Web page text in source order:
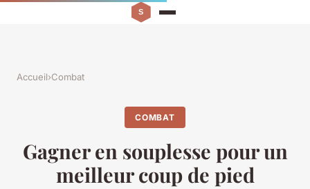
Accueil›Combat
COMBAT
Gagner en souplesse pour un
meilleur coup de pied